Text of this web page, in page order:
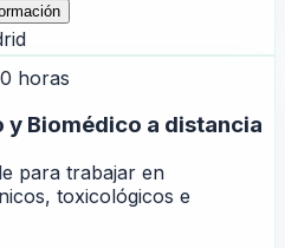
horas
Biomédico a distancia
para trabajar en
toxicológicos e